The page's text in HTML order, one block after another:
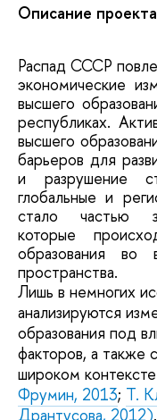
Описание
Распад СССР
экономические
высшего
республиках.
высшего
барьеров для
и разрушение
глобальные и
стало частью
которые
образования во
пространства.
Лишь в немногих
анализируются
образования под
факторов, а также
широком
Фрумин, 2013; Т.
Дрантусова, 2012)